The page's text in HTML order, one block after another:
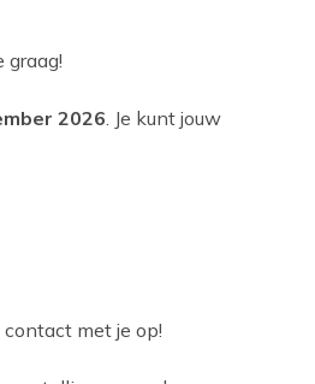
2026 . Je kunt jouw
met je op!